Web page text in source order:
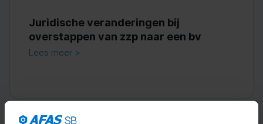
Juridische veranderingen bij
overstappen van zzp naar een bv
Lees meer >